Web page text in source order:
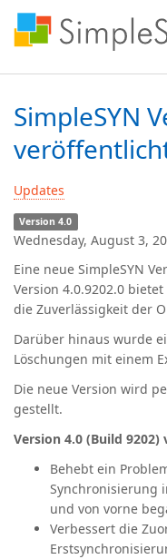
SimpleSYN
Updates
Version 4.0
Wednesday, August 3,
Eine neue ‪SimpleSYN
Version 4.0.9202.0
die Zuverlässigkeit der
Darüber hinaus wurde
Löschungen mit einem
Die neue Version wird
gestellt.
Version 4.0 (Build 9202)
Behebt ein
Synchronisierung
und von vorne
Verbessert die